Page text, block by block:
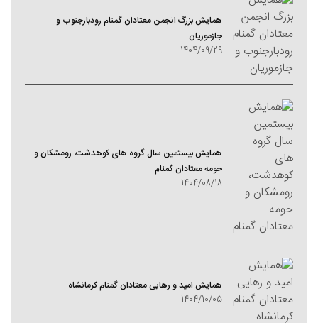
همایش بزرگ انجمن معتادان گمنام رودبارجنوب و
جازموریان
1404/09/29
همایش بیستمین سال گروه های کوهدشت، رومشکان و
حومه معتادان گمنام
1404/08/18
همایش امید و رهایی معتادان گمنام کرمانشاه
1404/10/05